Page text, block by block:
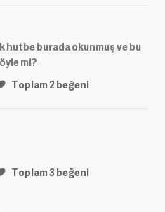
hutbe burada okunmuş ve bu
mi?
Toplam2beğeni
Toplam3beğeni